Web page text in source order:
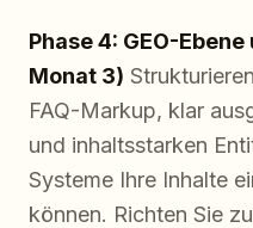
Phase 4: GEO-
Monat 3)
FAQ-Markup, klar
und inhaltsstarken
Systeme Ihre Inhalte
können. Richten Sie